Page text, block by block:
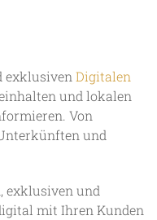
exklusiven Digitalen
und lokalen
Von
und
exklusiven und
mit Ihren Kunden